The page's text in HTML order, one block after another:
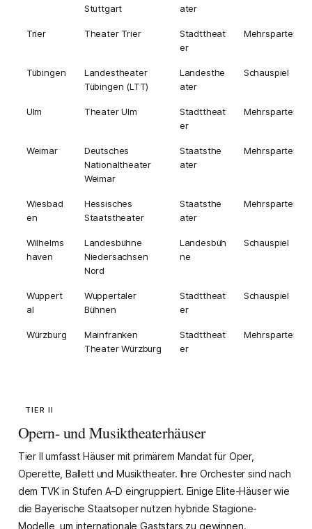
Stuttgart ater
Trier Theater Trier
Stadttheat
er
Mehrsparten
Tübingen
Landestheater
Tübingen (LTT)
Landesthe
ater
Schauspiel
Ulm Theater Ulm
Stadttheat
er
Mehrsparten
Weimar
Deutsches
Nationaltheater
Weimar
Staatsthe
ater
Mehrsparten
Wiesbad
en
Hessisches
Staatstheater
Staatsthe
ater
Mehrsparten
Wilhelms
haven
Landesbühne
Niedersachsen
Nord
Landesbüh
ne
Schauspiel
Wuppert
al
Wuppertaler
Bühnen
Stadttheat
er
Schauspiel
Würzburg
Mainfranken
Theater Würzburg
Stadttheat
er
Mehrsparten
TIER II
Opern- und Musiktheaterhäuser
Tier II umfasst Häuser mit primärem Mandat für Oper,
Operette, Ballett und Musiktheater. Ihre Orchester sind nach
dem TVK in Stufen A–D eingruppiert. Einige Elite-Häuser wie
die Bayerische Staatsoper nutzen hybride Stagione-
Modelle , um internationale Gaststars zu gewinnen.